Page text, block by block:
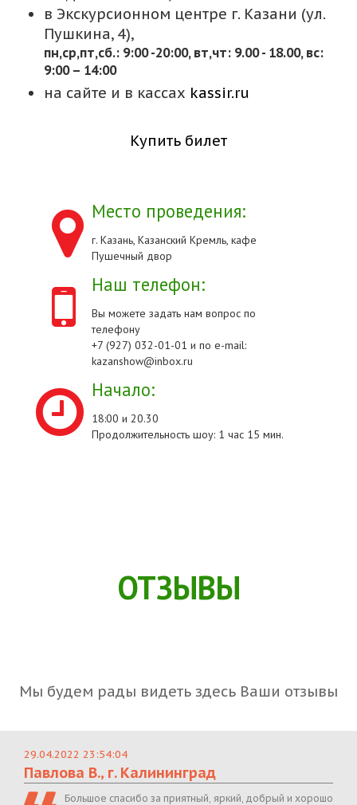
в Экскурсионном центре г. Казани (ул.
Пушкина, 4),
пн,cр,пт,сб.: 9:00 -20:00, вт,чт: 9.00 - 18.00, вс:
9:00 – 14:00
на сайте и в кассах kassir.ru
Купить билет
Место проведения:
г. Казань, Казанский Кремль, кафе
Пушечный двор
Наш телефон:
Вы можете задать нам вопрос по
телефону
+7 (927) 032-01-01 и по e-mail:
kazanshow@inbox.ru
Начало:
18:00 и 20.30
Продолжительность шоу: 1 час 15 мин.
ОТЗЫВЫ
Мы будем рады видеть здесь Ваши отзывы
29.04.2022 23:54:04
Павлова В., г. Калининград
Большое спасибо за приятный, яркий, добрый и хорошо